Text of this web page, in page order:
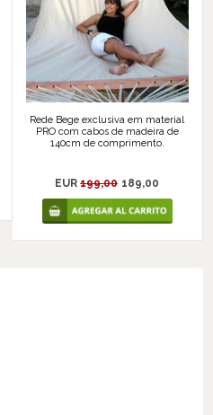
Rede Bege exclusiva em material
PRO com cabos de madeira de
140cm de comprimento.
EUR199,00 189,00